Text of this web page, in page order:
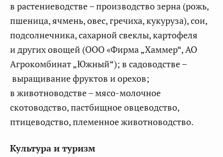
в растениеводстве – производство зерна (рожь,
пшеница, ячмень, овес, гречиха, кукуруза), сои,
подсолнечника, сахарной свеклы, картофеля
и других овощей (ООО «Фирма „Хаммер“, АО
Агрокомбинат „Южный“); в садоводстве –
выращивание фруктов и орехов;
в животноводстве – мясо-молочное
скотоводство, пастбищное овцеводство,
птицеводство, племенное животноводство.
Культура и туризм